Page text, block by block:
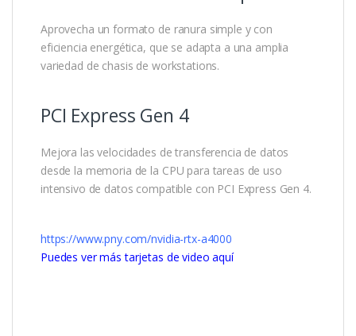
Aprovecha un formato de ranura simple y con
eficiencia energética, que se adapta a una amplia
variedad de chasis de workstations.
PCI Express Gen 4
Mejora las velocidades de transferencia de datos
desde la memoria de la CPU para tareas de uso
intensivo de datos compatible con PCI Express Gen 4.
https://www.pny.com/nvidia-rtx-a4000
Puedes ver más tarjetas de video aquí